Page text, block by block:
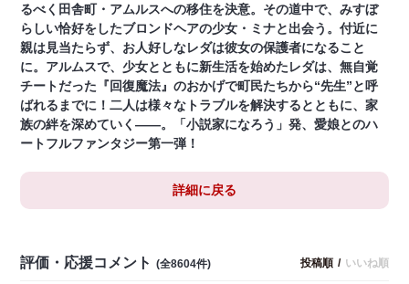
るべく田舎町・アムルスへの移住を決意。その道中で、みすぼ
らしい恰好をしたブロンドヘアの少女・ミナと出会う。付近に
親は見当たらず、お人好しなレダは彼女の保護者になること
に。アルムスで、少女とともに新生活を始めたレダは、無自覚
チートだった『回復魔法』のおかげで町民たちから“先生”と呼
ばれるまでに！二人は様々なトラブルを解決するとともに、家
族の絆を深めていく――。「小説家になろう」発、愛娘とのハ
ートフルファンタジー第一弾！
詳細に戻る
評価・応援コメント (全8604件) 投稿順 / いいね順